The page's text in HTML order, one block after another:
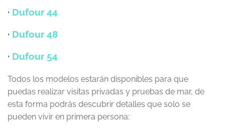
· Dufour 44
· Dufour 48
· Dufour 54
Todos los modelos estarán disponibles para que
puedas realizar visitas privadas y pruebas de mar, de
esta forma podrás descubrir detalles que solo se
pueden vivir en primera persona: